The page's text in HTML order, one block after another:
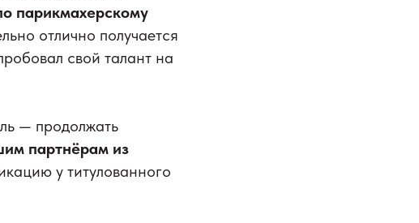
парикмахерскому
отлично получается
свой талант на
— продолжать
партнёрам из
у титулованного